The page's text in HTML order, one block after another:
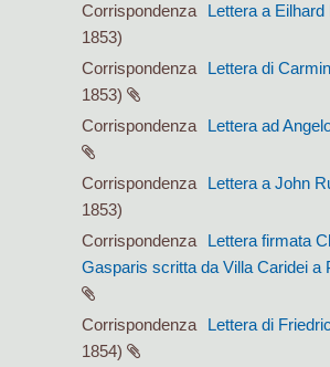
Corrispondenza Lettera a
1853)
Corrispondenza
Lettera di
1853)
Corrispondenza
Lettera ad
Corrispondenza Lettera a John
1853)
Corrispondenza
Lettera firmata
Gasparis scritta da Villa Caridei a
Corrispondenza Lettera di
1854)